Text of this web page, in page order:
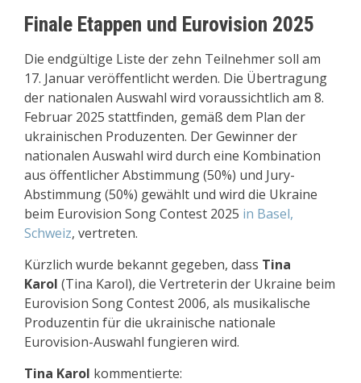
Finale Etappen und Eurovision 2025
Die endgültige Liste der zehn Teilnehmer soll am
17. Januar veröffentlicht werden. Die Übertragung
der nationalen Auswahl wird voraussichtlich am 8.
Februar 2025 stattfinden, gemäß dem Plan der
ukrainischen Produzenten. Der Gewinner der
nationalen Auswahl wird durch eine Kombination
aus öffentlicher Abstimmung (50%) und Jury-
Abstimmung (50%) gewählt und wird die Ukraine
beim Eurovision Song Contest 2025 in Basel,
Schweiz, vertreten.
Kürzlich wurde bekannt gegeben, dass Tina
Karol (Tina Karol), die Vertreterin der Ukraine beim
Eurovision Song Contest 2006, als musikalische
Produzentin für die ukrainische nationale
Eurovision-Auswahl fungieren wird.
Tina Karol kommentierte: